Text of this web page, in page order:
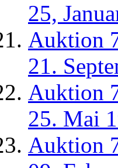
25,
Auktion
21.
Auktion
25. Mai
Auktion